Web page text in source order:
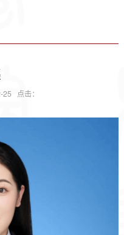
点击：